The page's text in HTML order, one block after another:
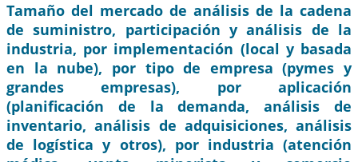
Tamaño del mercado de análisis de la cadena
de suministro, participación y análisis de la
industria, por implementación (local y basada
en la nube), por tipo de empresa (pymes y
grandes empresas), por aplicación
(planificación de la demanda, análisis de
inventario, análisis de adquisiciones, análisis
de logística y otros), por industria (atención